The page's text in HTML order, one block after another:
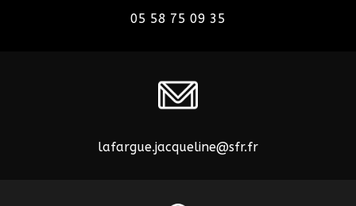
05 58 75 09 35
lafargue.jacqueline@sfr.fr